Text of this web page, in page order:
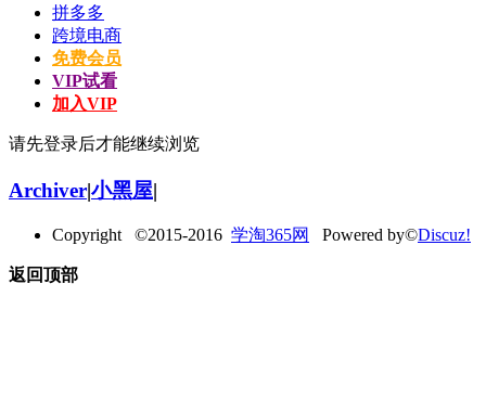
拼多多
跨境电商
免费会员
VIP试看
加入VIP
请先登录后才能继续浏览
Archiver|小黑屋|
Copyright ©2015-2016 学淘365网 Powered by©Discuz!
返回顶部